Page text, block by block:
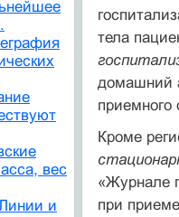
тела
домашний
приемного
Кроме
«Журнале
при
вес
и